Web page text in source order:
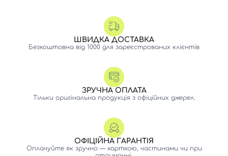
ШВИДКА ДОСТАВКА
Безкоштовна від 1000 для зареєстрованих клієнтів
ЗРУЧНА ОПЛАТА
Тільки оригінальна продукція з офіційних джерел.
ОФІЦІЙНА ГАРАНТІЯ
Оплачуйте як зручно — карткою, частинами чи при